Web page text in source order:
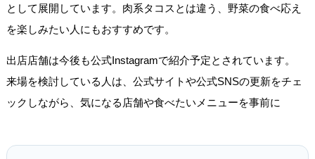
として展開しています。肉系タコスとは違う、野菜の食べ応え
を楽しみたい人にもおすすめです。
出店店舗は今後も公式Instagramで紹介予定とされています。
来場を検討している人は、公式サイトや公式SNSの更新をチェ
ックしながら、気になる店舗や食べたいメニューを事前に